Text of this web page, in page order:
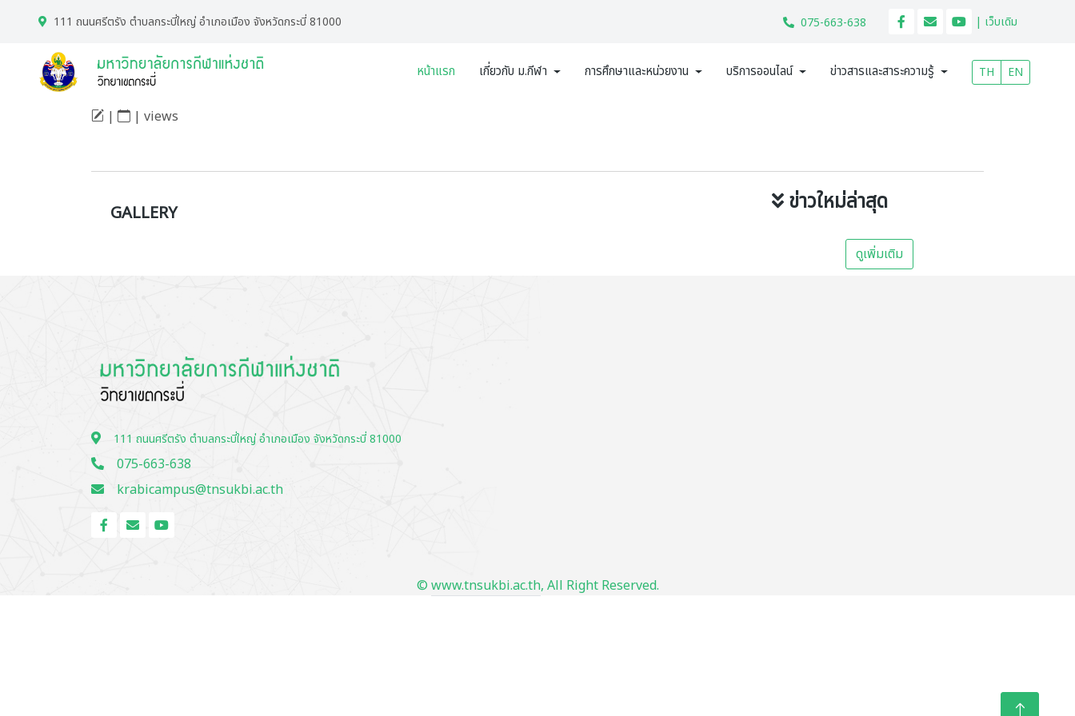
111 ถนนศรีตรัง ตำบลกระบี่ใหญ่ อำเภอเมือง จังหวัดกระบี่ 81000 075-663-638 | เว็บเดิม
หน้าแรก เกี่ยวกับ ม.กีฬา การศึกษาและหน่วยงาน บริการออนไลน์ ข่าวสารและสาระความรู้ TH EN
| | views
GALLERY ข่าวใหม่ล่าสุด
ดูเพิ่มเติม
111 ถนนศรีตรัง ตำบลกระบี่ใหญ่ อำเภอเมือง จังหวัดกระบี่ 81000
075-663-638
krabicampus@tnsukbi.ac.th
© www.tnsukbi.ac.th, All Right Reserved.